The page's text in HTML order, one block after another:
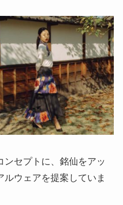
ンセプトに、銘仙をアッ
ウェアを提案していま